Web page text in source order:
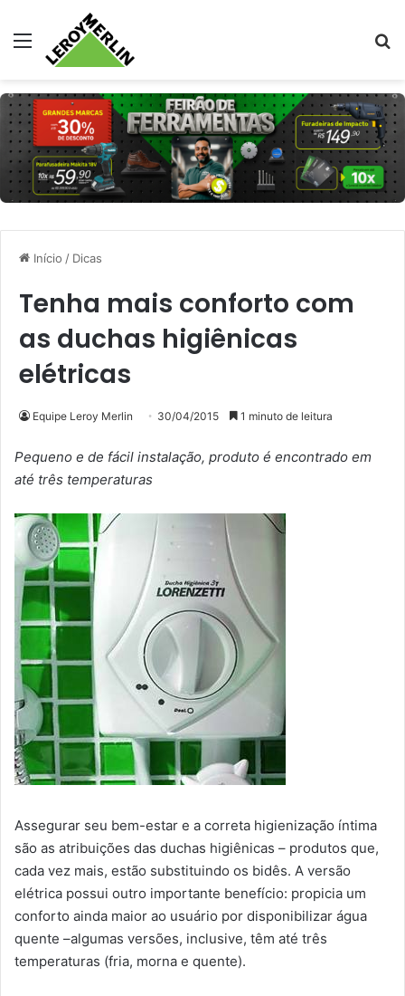
Menu
Início / Dicas
Tenha mais conforto com
as duchas higiênicas
elétricas
Equipe Leroy Merlin 30/04/2015 1 minuto de leitura
Pequeno e de fácil instalação, produto é encontrado em
até três temperaturas
Assegurar seu bem-estar e a correta higienização íntima
são as atribuições das duchas higiênicas – produtos que,
cada vez mais, estão substituindo os bidês. A versão
elétrica possui outro importante benefício: propicia um
conforto ainda maior ao usuário por disponibilizar água
quente –algumas versões, inclusive, têm até três
temperaturas (fria, morna e quente).